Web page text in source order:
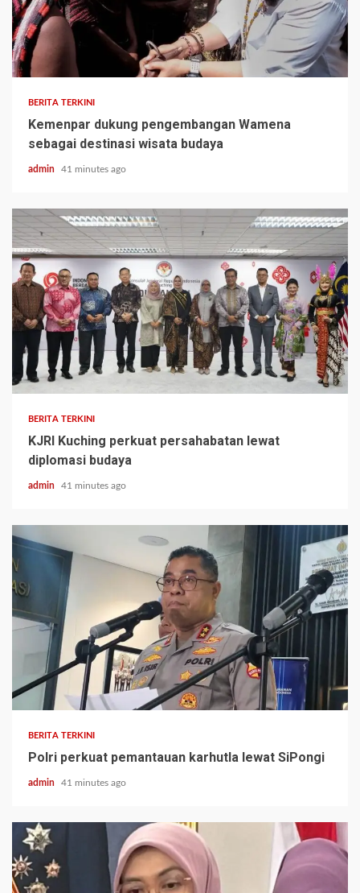
BERITA TERKINI
Kemenpar dukung pengembangan Wamena
sebagai destinasi wisata budaya
admin 41 minutes ago
BERITA TERKINI
KJRI Kuching perkuat persahabatan lewat
diplomasi budaya
admin 41 minutes ago
BERITA TERKINI
Polri perkuat pemantauan karhutla lewat SiPongi
admin 41 minutes ago